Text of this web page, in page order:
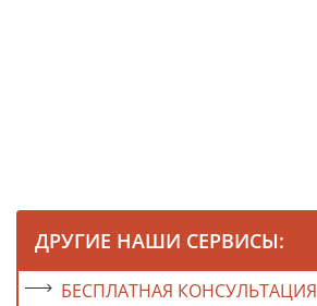
ДРУГИЕ НАШИ СЕРВИСЫ:
БЕСПЛАТНАЯ КОНСУЛЬТАЦИЯ